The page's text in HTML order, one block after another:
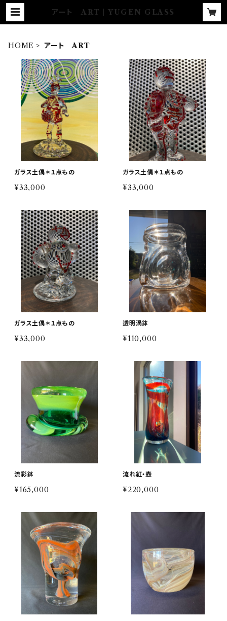
アート ART | YUGEN GLASS
HOME アート ART
ガラス土偶＊１点もの
¥33,000
ガラス土偶＊１点もの
¥33,000
ガラス土偶＊１点もの
¥33,000
透明渦鉢
¥110,000
流彩鉢
¥165,000
流れ紅・壺
¥220,000